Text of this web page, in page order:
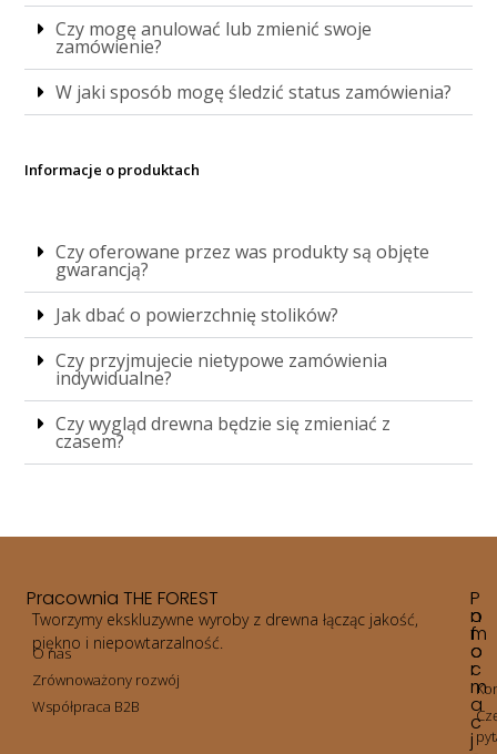
Czy mogę anulować lub zmienić swoje
zamówienie?
W jaki sposób mogę śledzić status zamówienia?
Informacje o produktach
Czy oferowane przez was produkty są objęte
gwarancją?
Jak dbać o powierzchnię stolików?
Czy przyjmujecie nietypowe zamówienia
indywidualne?
Czy wygląd drewna będzie się zmieniać z
czasem?
Pracownia THE FOREST
Tworzymy ekskluzywne wyroby z drewna łącząc jakość,
piękno i niepowtarzalność.
O nas
Zrównoważony rozwój
Współpraca B2B
P
o
m
o
c
I
n
f
o
r
m
a
c
j